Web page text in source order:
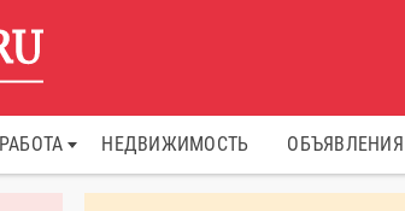
РАБОТА НЕДВИЖИМОСТЬ ОБЪЯВЛЕНИЯ